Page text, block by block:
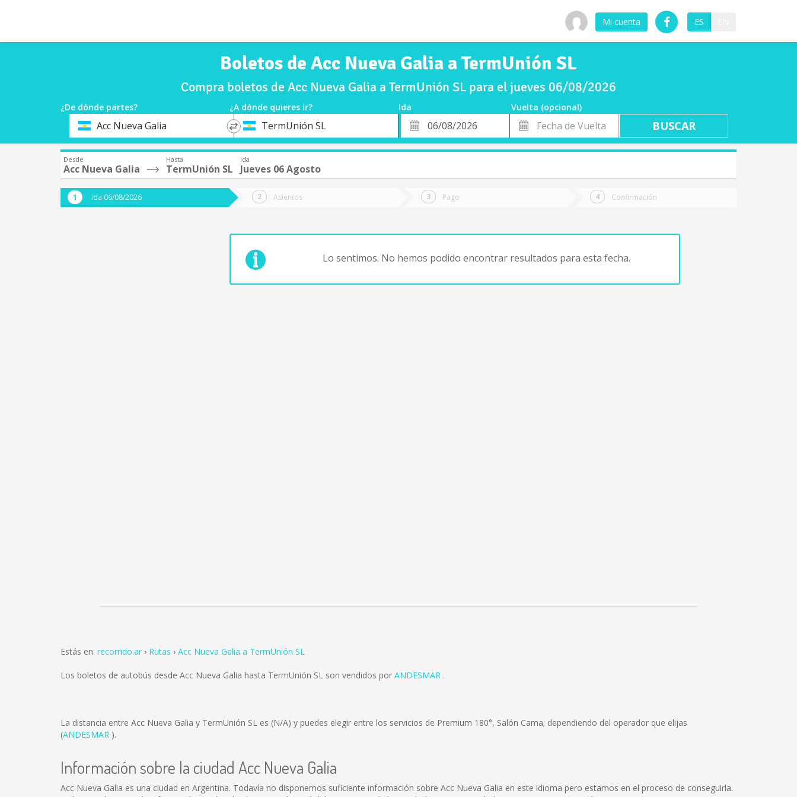
Mi cuenta ES
Boletos de Acc Nueva Galia a TermUnión SL
Compra boletos de Acc Nueva Galia a TermUnión SL para el jueves 06/08/2026
¿De dónde partes? ¿A dónde quieres ir? Ida
Vuelta (opcional)
OrigenAcc Nueva Galia
*
DestinoTermUnión SL
Fecha
de
Fecha
de
Vuelta
Desde
Acc Nueva Galia
Hasta
TermUnión SL
Ida
Jueves 06 Agosto
Ida 06/08/2026 Asientos Pago Confirmación
Lo sentimos. No hemos podido encontrar resultados para esta fecha.
Estás en: recorrido.ar Rutas Acc Nueva Galia a TermUnión SL
Los boletos de autobús desde Acc Nueva Galia hasta TermUnión SL son vendidos por ANDESMAR .
La distancia entre Acc Nueva Galia y TermUnión SL es (N/A) y puedes elegir entre los servicios de Premium 180°, Salón Cama; dependiendo del operador que elijas
(ANDESMAR ).
Información sobre la ciudad Acc Nueva Galia
Acc Nueva Galia es una ciudad en Argentina. Todavía no disponemos suficiente información sobre Acc Nueva Galia en este idioma pero estamos en el proceso de conseguirla.